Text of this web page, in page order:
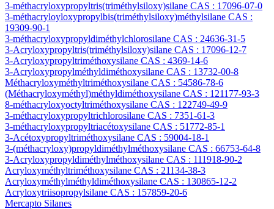
3-méthacryloxypropyltris(triméthylsiloxy)silane CAS : 17096-07-0
3-méthacryloyloxypropylbis(triméthylsiloxy)méthylsilane CAS :
19309-90-1
3-méthacryloxypropyldiméthylchlorosilane CAS : 24636-31-5
3-Acryloxypropyltris(triméthylsiloxy)silane CAS : 17096-12-7
3-Acryloxypropyltriméthoxysilane CAS : 4369-14-6
3-Acryloxypropylméthyldiméthoxysilane CAS : 13732-00-8
Méthacryloxyméthyltriméthoxysilane CAS : 54586-78-6
(Méthacryloxyméthyl)méthyldiméthoxysilane CAS : 121177-93-3
8-méthacryloxyoctyltriméthoxysilane CAS : 122749-49-9
3-méthacryloxypropyltrichlorosilane CAS : 7351-61-3
3-méthacryloxypropyltriacétoxysilane CAS : 51772-85-1
3-Acétoxypropyltriméthoxysilane CAS : 59004-18-1
3-(méthacryloxy)propyldiméthylméthoxysilane CAS : 66753-64-8
3-Acryloxypropyldiméthylméthoxysilane CAS : 111918-90-2
Acryloxyméthyltriméthoxysilane CAS : 21134-38-3
Acryloxyméthylméthyldiméthoxysilane CAS : 130865-12-2
Acryloxytriisopropylsilane CAS : 157859-20-6
Mercapto Silanes